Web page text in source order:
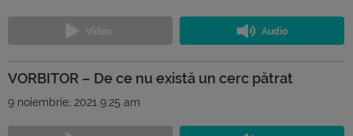
VORBITOR – De ce nu există un cerc pătrat
9 noiembrie, 2021 9:25 am